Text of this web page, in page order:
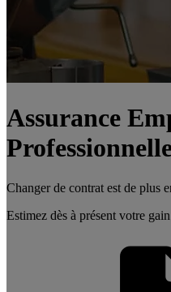
Assurance
Changer de contrat est de plus
Estimez dès à présent votre